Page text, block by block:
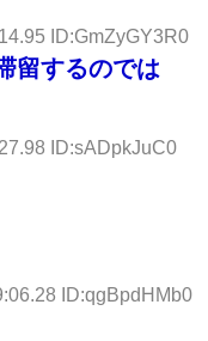
ID:GmZyGY3R0
留するのでは
ID:sADpkJuC0
ID:qgBpdHMb0